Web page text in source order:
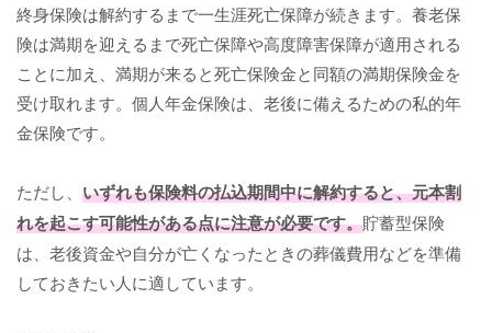
終身保険は解約するまで一生涯死亡保障が続きます。養老保
険は満期を迎えるまで死亡保障や高度障害保障が適用される
ことに加え、満期が来ると死亡保険金と同額の満期保険金を
受け取れます。個人年金保険は、老後に備えるための私的年
金保険です。
ただし、 いずれも保険料の払込期間中に解約すると、元本割
れを起こす可能性がある点に注意が必要です。貯蓄型保険
は、老後資金や自分が亡くなったときの葬儀費用などを準備
しておきたい人に適しています。